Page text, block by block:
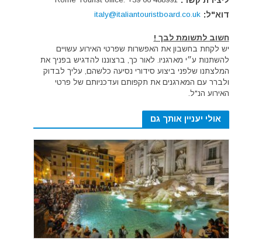
דוא"ל: italy@italiantouristboard.co.uk
חשוב לתשומת לבך !
יש לקחת בחשבון את האפשרות שפרטי האירוע עשויים
להשתנות ע״י מארגניו. לאור כך, ברצוננו להדגיש בפניך את
המלצתנו שלפני ביצוע סידורי נסיעה כלשהם, עליך לבדוק
ולברר עם המארגנים את תקפותם ועדכניותם של פרטי
האירוע הנ"ל.
אולי יעניין אותך גם